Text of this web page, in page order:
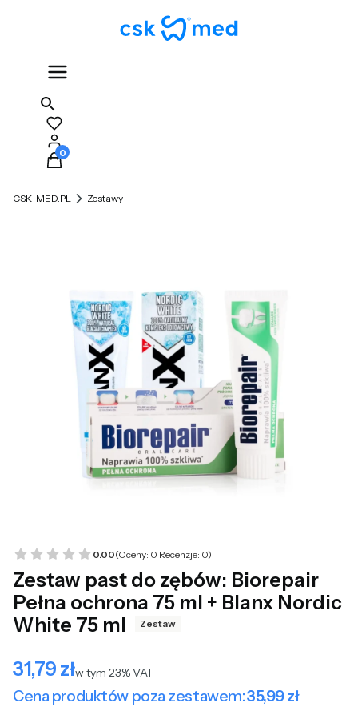
Produkty w koszyku: 0. Zobacz szczegóły
CSK-MED.PL Zestawy
0.00(Oceny: 0 Recenzje: 0)
Zestaw past do zębów: Biorepair
Pełna ochrona 75 ml + Blanx Nordic
White 75 ml
Zestaw
Cena
31,79 złw tym 23% VAT
w tym 23%VAT
Cena produktów poza zestawem:35,99 zł